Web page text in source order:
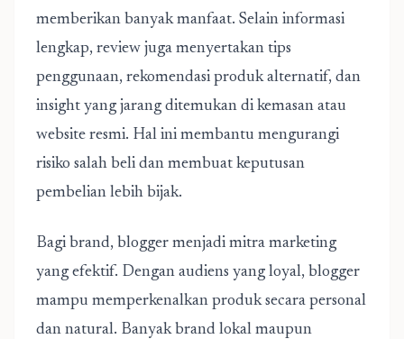
memberikan banyak manfaat. Selain informasi
lengkap, review juga menyertakan tips
penggunaan, rekomendasi produk alternatif, dan
insight yang jarang ditemukan di kemasan atau
website resmi. Hal ini membantu mengurangi
risiko salah beli dan membuat keputusan
pembelian lebih bijak.
Bagi brand, blogger menjadi mitra marketing
yang efektif. Dengan audiens yang loyal, blogger
mampu memperkenalkan produk secara personal
dan natural. Banyak brand lokal maupun